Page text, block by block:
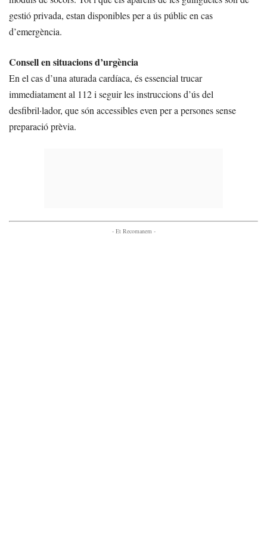
gestió privada, estan disponibles per a ús públic en cas
d’emergència.
Consell en situacions d’urgència
En el cas d’una aturada cardíaca, és essencial trucar
immediatament al 112 i seguir les instruccions d’ús del
desfibril·lador, que són accessibles even per a persones sense
preparació prèvia.
- Et Recomanem -